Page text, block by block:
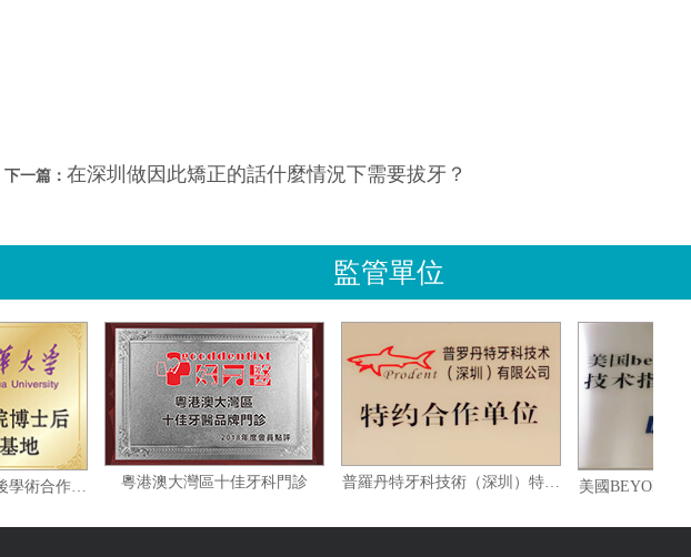
下一篇：在深圳做因此矯正的話什麼情況下需要拔牙？
監管單位
深圳研究生院博士後學術合作基地 粵港澳大灣區十佳牙科門診 普羅丹特牙科技術（深圳）特約合作單位